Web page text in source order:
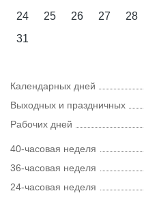
24
25 26 27 28
31
Календарных дней
Выходных и праздничных
Рабочих дней
40-часовая неделя
36-часовая неделя
24-часовая неделя